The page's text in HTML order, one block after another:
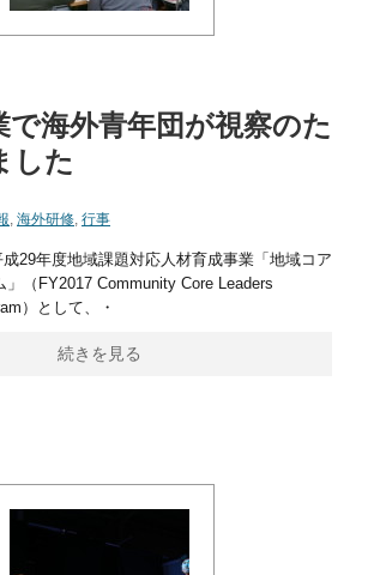
で海外青年団が視察のた
した
, 海外研修, 行事
29年度地域課題対応人材育成事業「地域コア
」（FY2017 Community Core Leaders
）として、・
続きを見る